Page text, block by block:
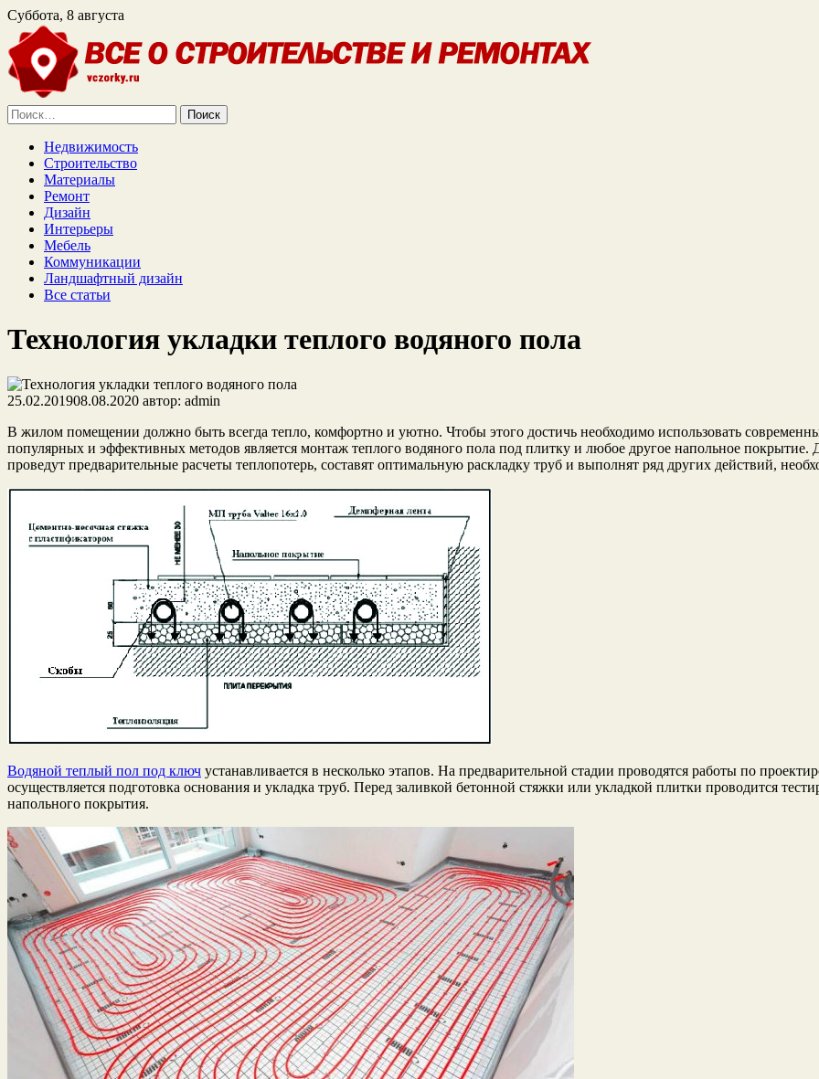
Суббота, 8 августа
Найти:
Недвижимость
Строительство
Материалы
Ремонт
Дизайн
Интерьеры
Мебель
Коммуникации
Ландшафтный дизайн
Все статьи
Технология укладки теплого водяного пола
25.02.201908.08.2020 автор: admin
В жилом помещении должно быть всегда тепло, комфортно и уютно. Чтобы этого достичь необходимо использовать
популярных и эффективных методов является монтаж теплого водяного пола под плитку и любое другое напольное
проведут предварительные расчеты теплопотерь, составят оптимальную раскладку труб и выполнят ряд других действий,
Водяной теплый пол под ключ устанавливается в несколько этапов. На предварительной стадии проводятся работы по
осуществляется подготовка основания и укладка труб. Перед заливкой бетонной стяжки или укладкой плитки проводится
напольного покрытия.